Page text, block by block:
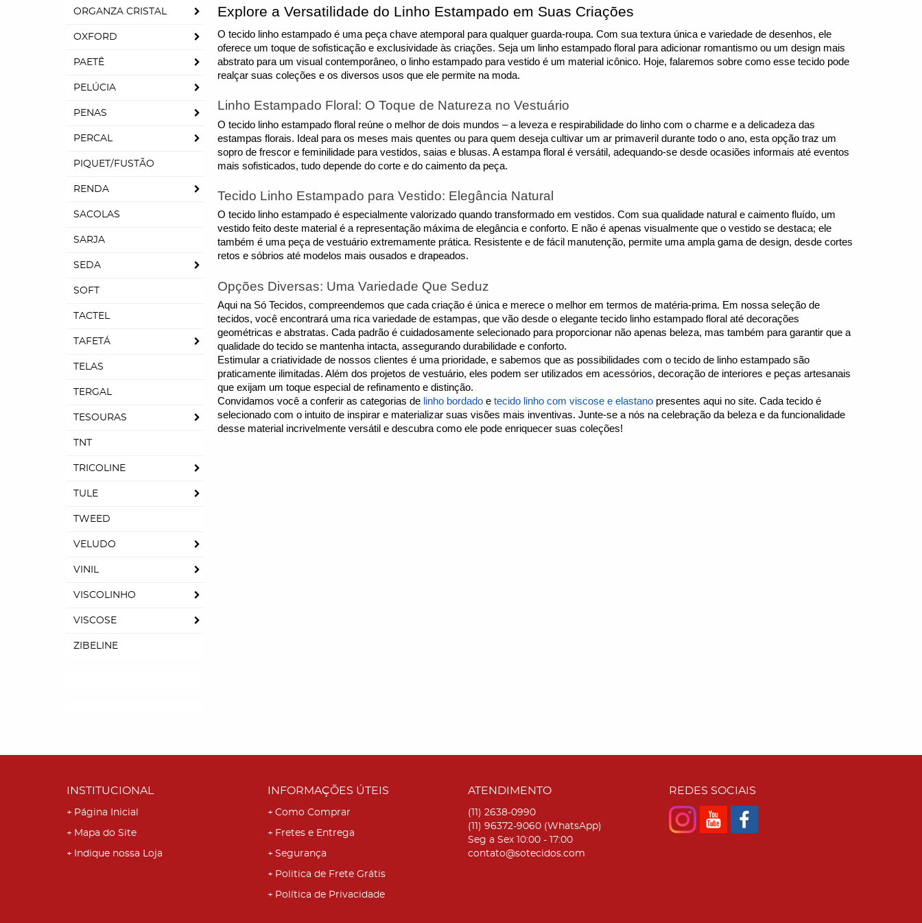
ORGANZA CRISTAL
OXFORD
PAETÊ
PELÚCIA
PENAS
PERCAL
PIQUET/FUSTÃO
RENDA
SACOLAS
SARJA
SEDA
SOFT
TACTEL
TAFETÁ
TELAS
TERGAL
TESOURAS
TNT
TRICOLINE
TULE
TWEED
VELUDO
VINIL
VISCOLINHO
VISCOSE
ZIBELINE
Explore a Versatilidade do Linho Estampado em Suas Criações
O tecido linho estampado é uma peça chave atemporal para qualquer guarda-roupa. Com sua textura única e variedade de desenhos, ele
oferece um toque de sofisticação e exclusividade às criações. Seja um linho estampado floral para adicionar romantismo ou um design mais
abstrato para um visual contemporâneo, o linho estampado para vestido é um material icônico. Hoje, falaremos sobre como esse tecido pode
realçar suas coleções e os diversos usos que ele permite na moda.
Linho Estampado Floral: O Toque de Natureza no Vestuário
O tecido linho estampado floral reúne o melhor de dois mundos – a leveza e respirabilidade do linho com o charme e a delicadeza das
estampas florais. Ideal para os meses mais quentes ou para quem deseja cultivar um ar primaveril durante todo o ano, esta opção traz um
sopro de frescor e feminilidade para vestidos, saias e blusas. A estampa floral é versátil, adequando-se desde ocasiões informais até eventos
mais sofisticados, tudo depende do corte e do caimento da peça.
Tecido Linho Estampado para Vestido: Elegância Natural
O tecido linho estampado é especialmente valorizado quando transformado em vestidos. Com sua qualidade natural e caimento fluído, um
vestido feito deste material é a representação máxima de elegância e conforto. E não é apenas visualmente que o vestido se destaca; ele
também é uma peça de vestuário extremamente prática. Resistente e de fácil manutenção, permite uma ampla gama de design, desde cortes
retos e sóbrios até modelos mais ousados e drapeados.
Opções Diversas: Uma Variedade Que Seduz
Aqui na Só Tecidos, compreendemos que cada criação é única e merece o melhor em termos de matéria-prima. Em nossa seleção de
tecidos, você encontrará uma rica variedade de estampas, que vão desde o elegante tecido linho estampado floral até decorações
geométricas e abstratas. Cada padrão é cuidadosamente selecionado para proporcionar não apenas beleza, mas também para garantir que a
qualidade do tecido se mantenha intacta, assegurando durabilidade e conforto.
Estimular a criatividade de nossos clientes é uma prioridade, e sabemos que as possibilidades com o tecido de linho estampado são
praticamente ilimitadas. Além dos projetos de vestuário, eles podem ser utilizados em acessórios, decoração de interiores e peças artesanais
que exijam um toque especial de refinamento e distinção.
Convidamos você a conferir as categorias de linho bordado e tecido linho com viscose e elastano presentes aqui no site. Cada tecido é
selecionado com o intuito de inspirar e materializar suas visões mais inventivas. Junte-se a nós na celebração da beleza e da funcionalidade
desse material incrivelmente versátil e descubra como ele pode enriquecer suas coleções!
INSTITUCIONAL
Página Inicial
Mapa do Site
Indique nossa Loja
INFORMAÇÕES ÚTEIS
Como Comprar
Fretes e Entrega
Segurança
Politica de Frete Grátis
Política de Privacidade
ATENDIMENTO
(11) 2638-0990
(11) 96372-9060 (WhatsApp)
Seg a Sex 10:00 - 17:00
contato@sotecidos.com
REDES SOCIAIS